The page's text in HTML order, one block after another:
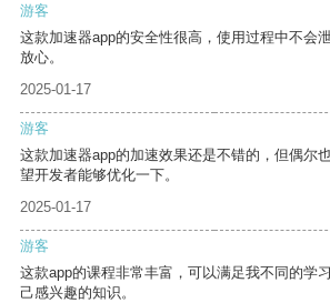
游客
这款加速器app的安全性很高，使用过程中不会
放心。
2025-01-17
游客
这款加速器app的加速效果还是不错的，但偶尔
望开发者能够优化一下。
2025-01-17
游客
这款app的课程非常丰富，可以满足我不同的学
己感兴趣的知识。